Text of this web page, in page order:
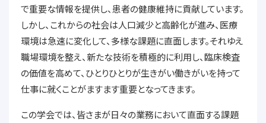
で重要な情報を提供し、患者の健康維持に貢献しています。
しかし、これからの社会は人口減少と高齢化が進み、医療
環境は急速に変化して、多様な課題に直面します。それゆえ
職場環境を整え、新たな技術を積極的に利用し、臨床検査
の価値を高めて、ひとりひとりが生きがい働きがいを持って
仕事に就くことがますます重要となってきます。
この学会では、皆さまが日々の業務において直面する課題